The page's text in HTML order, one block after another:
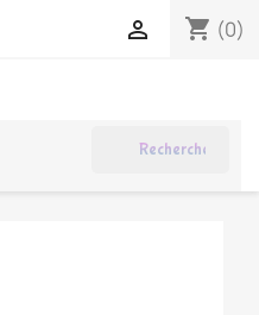
shopping_cart (0)
